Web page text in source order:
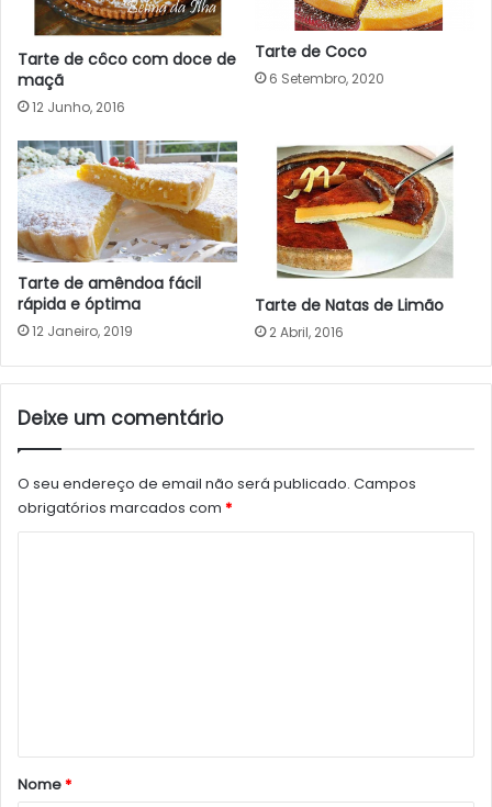
Tarte de côco com doce de
maçã
12 Junho, 2016
Tarte de Coco
6 Setembro, 2020
Tarte de amêndoa fácil
rápida e óptima
12 Janeiro, 2019
Tarte de Natas de Limão
2 Abril, 2016
Deixe um comentário
O seu endereço de email não será publicado. Campos
obrigatórios marcados com *
r
Nome*